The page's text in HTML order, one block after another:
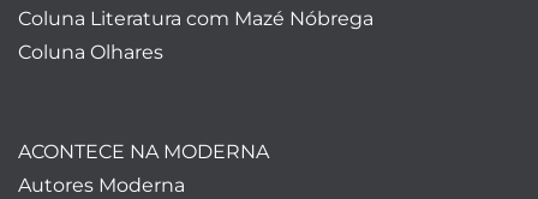
Coluna Literatura com Mazé Nóbrega
Coluna Olhares
ACONTECE NA MODERNA
Autores Moderna